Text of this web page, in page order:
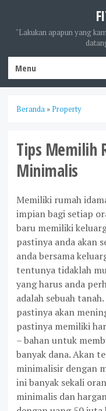
"Lakukan apapun yang
Beranda »Property
Tips Memilih
Minimalis
Memiliki rumah
impian bagi setiap
baru memiliki
pastinya anda akan
anda bersama
tentunya tidaklah
yang harus anda
adalah sebuah
pastinya akan
pastinya memiliki
– bahan untuk
banyak dana. Akan
minimalisir dengan
ini banyak sekali
minimalis dan